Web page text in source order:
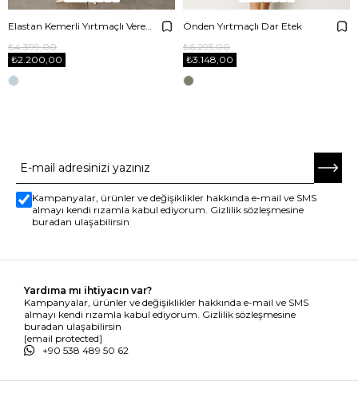
₺2.200,00
₺4.399,00
Önden Yırtmaçlı Dar Etek
₺3.148,00
₺6.295,00
Kampanyalar, ürünler ve değişiklikler hakkında e-mail ve SMS
almayı kendi rızamla kabul ediyorum. Gizlilik sözleşmesine
buradan ulaşabilirsin
Yardıma mı ihtiyacın var?
Kampanyalar, ürünler ve değişiklikler hakkında e-mail ve SMS
almayı kendi rızamla kabul ediyorum. Gizlilik sözleşmesine
buradan ulaşabilirsin
[email protected]
+90 538 489 50 62